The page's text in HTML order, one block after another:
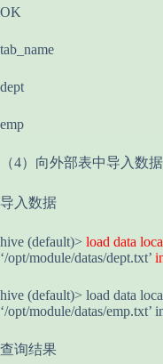
OK
tab_name
dept
emp
（4）向外部表中导入数据
导入数据
hive (default)> load data
‘/opt/module/datas/dept.txt’
hive (default)> load data
‘/opt/module/datas/emp.txt’
查询结果